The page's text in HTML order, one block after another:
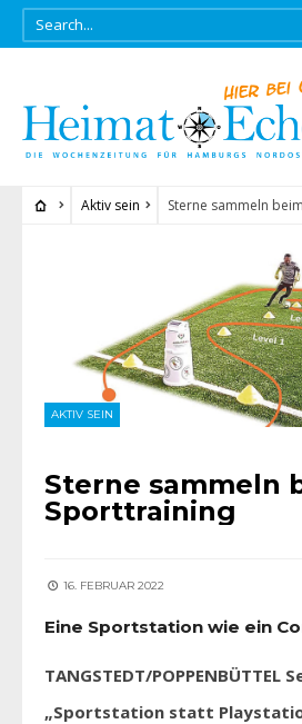
Aktiv sein Sterne sammeln
AKTIV SEIN
Sterne sammeln
Sporttraining
16. FEBRUAR 2022
Eine Sportstation wie ein
TANGSTEDT/
„Sportstation statt